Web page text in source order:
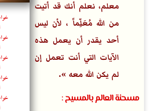
معلم، نعلم أنك قد أتيت
من الله مُعَلِّماً ، لأن ليس
أحد يقدر أن يعمل هذه
الآيات التي أنت تعمل إن
لم يكن الله معه ».
مسحنة العالم بالمسيح :